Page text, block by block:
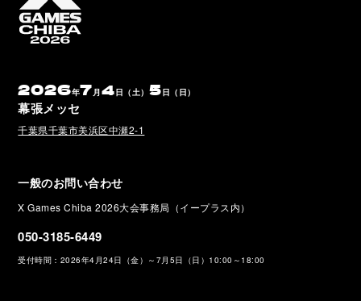
2026年7月4日（土） 5日（日）
幕張メッセ
千葉県千葉市美浜区中瀬2-1
一般のお問い合わせ
X Games Chiba 2026大会事務局（イープラス内）
050-3185-6449
受付時間：2026年4月24日（金）～7月5日（日）10:00～18:00